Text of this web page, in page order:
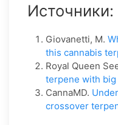
Источники:
Giovanetti, M.
this cannabis
Royal Queen
terpene with
CannaMD.
crossover